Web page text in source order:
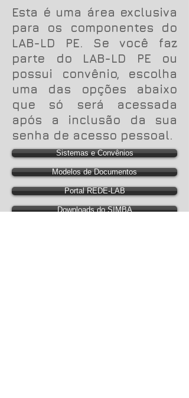
Esta é uma área exclusiva
para os componentes do
LAB-LD PE. Se você faz
parte do LAB-LD PE ou
possui convênio, escolha
uma das opções abaixo
que só será acessada
após a inclusão da sua
senha de acesso pessoal.
Sistemas e Convênios
Modelos de Documentos
Portal REDE-LAB
Downloads do SIMBA